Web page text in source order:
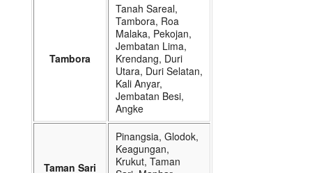
Tambora
Tanah Sareal,
Tambora, Roa
Malaka, Pekojan,
Jembatan Lima,
Krendang, Duri
Utara, Duri Selatan,
Kali Anyar,
Jembatan Besi,
Angke
Taman Sari
Pinangsia, Glodok,
Keagungan,
Krukut, Taman